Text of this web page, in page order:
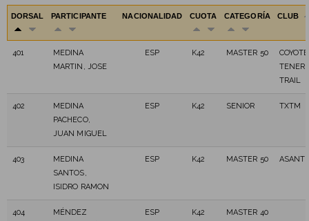
DORSAL PARTICIPANTE NACIONALIDAD CUOTA CATEGORÍA CLUB
401
MEDINA
MARTIN, JOSE
ESP K42 MASTER 50
TRAIL
402
MEDINA
PACHECO,
JUAN MIGUEL
ESP K42 SENIOR TXTM
403
MEDINA
SANTOS,
ISIDRO RAMON
ESP K42 MASTER 50
404
MÉNDEZ
ESP K42 MASTER 40